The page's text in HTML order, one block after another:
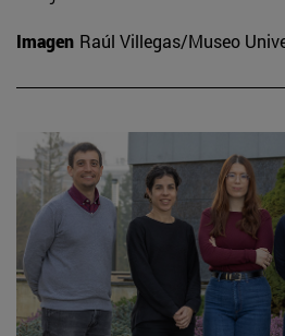
Imagen Raúl Villegas/Museo